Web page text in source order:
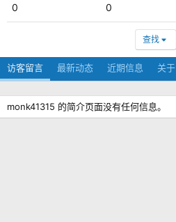
0 0
查找
访客留言 最新动态 近期信息 关于
monk41315 的简介页面没有任何信息。